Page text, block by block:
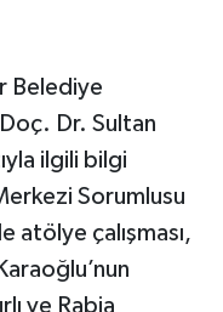
Belediye
Dr. Sultan
ilgili bilgi
Sorumlusu
atölye çalışması,
ve Rabia